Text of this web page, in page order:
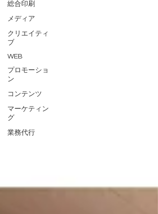
総合印刷
メディア
クリエイティ
ブ
WEB
プロモーショ
ン
コンテンツ
マーケティン
グ
業務代行